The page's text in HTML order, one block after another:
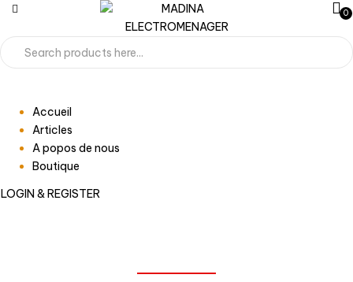
0
Accueil
Articles
A popos de nous
Boutique
LOGIN & REGISTER